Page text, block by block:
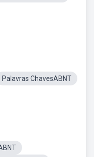
Palavras ChavesABNT